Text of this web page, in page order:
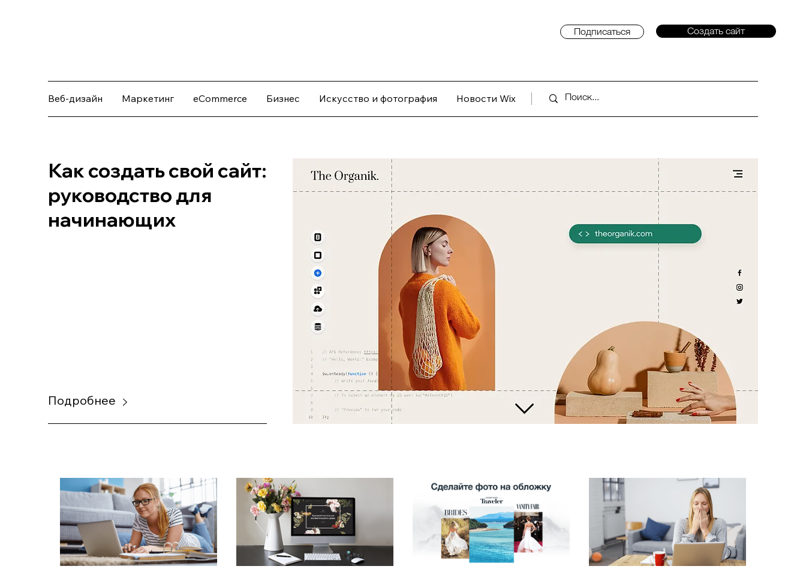
Подписаться Создать сайт
Веб-дизайн Маркетинг eCommerce Бизнес Искусство и фотография Новости Wix
Как создать свой сайт:
руководство для
начинающих
Подробнее